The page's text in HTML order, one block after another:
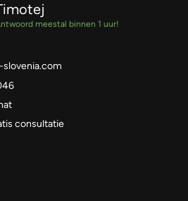
meestal binnen 1 uur!
consultatie